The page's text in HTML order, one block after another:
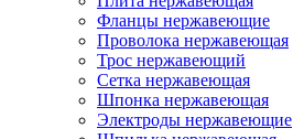
Фланцы нержавеющие
Проволока нержавеющая
Трос нержавеющий
Сетка нержавеющая
Шпонка нержавеющая
Электроды нержавеющие